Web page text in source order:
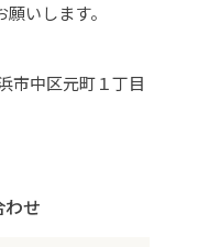
いします。
市中区元町１丁目
せ